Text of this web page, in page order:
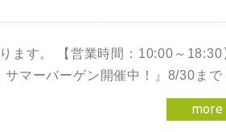
ます。 【営業時間：10:00～18:30
マーバーゲン開催中！』8/30まで